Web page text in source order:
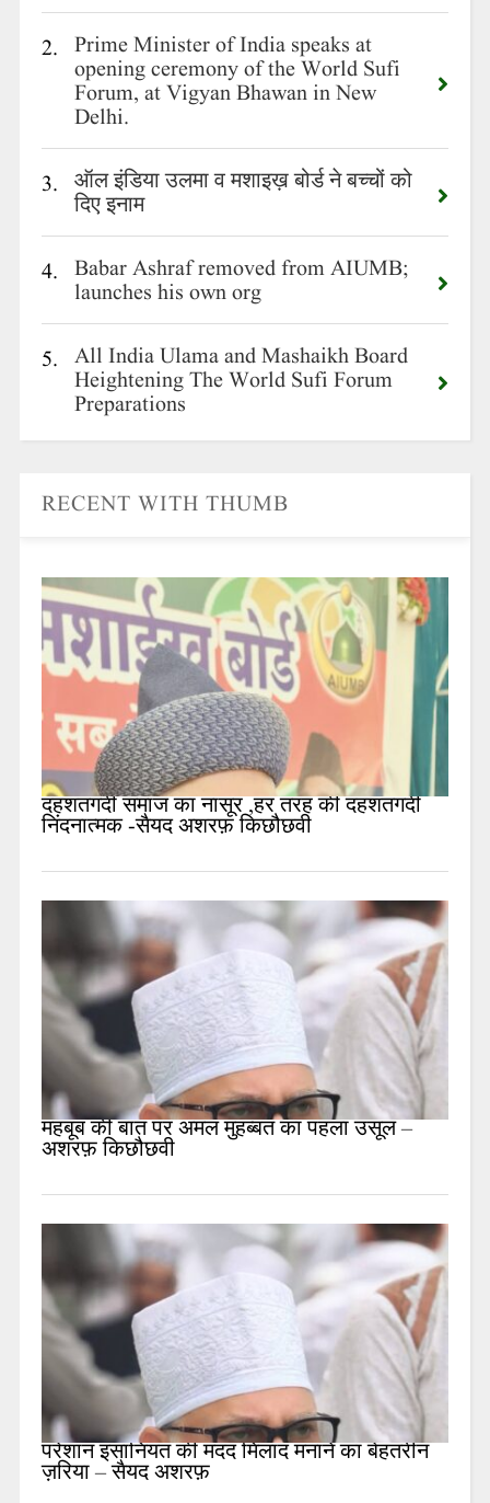
2. Prime Minister of India speaks at
opening ceremony of the World Sufi
Forum, at Vigyan Bhawan in New
Delhi.
3. ऑल इंडिया उलमा व मशाइख़ बोर्ड ने बच्चों को
दिए इनाम
4. Babar Ashraf removed from AIUMB;
launches his own org
5. All India Ulama and Mashaikh Board
Heightening The World Sufi Forum
Preparations
RECENT WITH THUMB
दहशतगर्दी समाज का नासूर ,हर तरह की दहशतगर्दी
निंदनात्मक -सैयद अशरफ़ किछौछवी
महबूब की बात पर अमल मुहब्बत का पहला उसूल –
अशरफ़ किछौछवी
परेशान इंसानियत की मदद मिलाद मनाने का बेहतरीन
ज़रिया – सैयद अशरफ़